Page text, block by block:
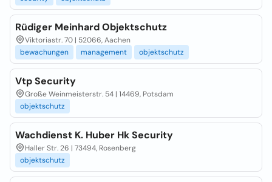
Rüdiger Meinhard Objektschutz
Viktoriastr. 70 | 52066, Aachen
bewachungen
management objektschutz
Vtp Security
Große Weinmeisterstr. 54 | 14469, Potsdam
objektschutz
Wachdienst K. Huber Hk Security
Haller Str. 26 | 73494, Rosenberg
objektschutz